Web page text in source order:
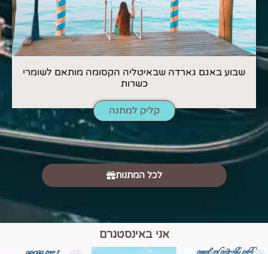
שבוע באגם גארדה שבאיטליה הקסומה מותאם לשומרי
כשרות
קליק למתנה
לכל המתנות
אני באינסטגרם
הם הגבול 💙🩵